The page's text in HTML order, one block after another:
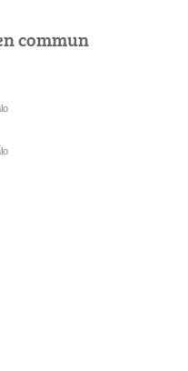
commun